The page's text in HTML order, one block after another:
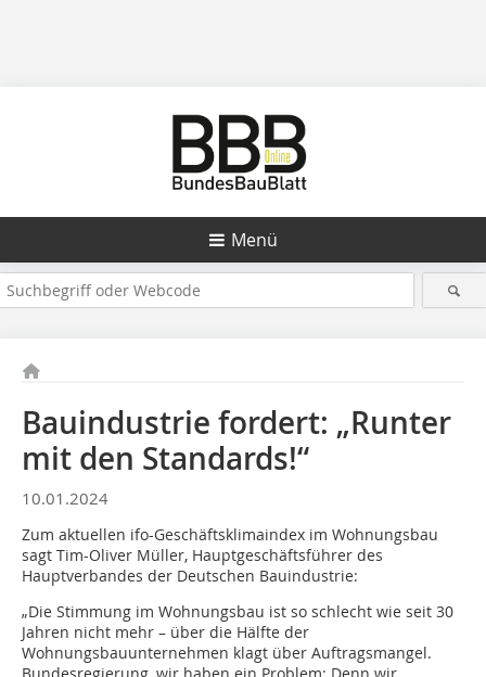
Menü
Bauindustrie fordert: „Runter
mit den Standards!“
10.01.2024
Zum aktuellen ifo-Geschäftsklimaindex im Wohnungsbau
sagt Tim-Oliver Müller, Hauptgeschäftsführer des
Hauptverbandes der Deutschen Bauindustrie:
„Die Stimmung im Wohnungsbau ist so schlecht wie seit 30
Jahren nicht mehr – über die Hälfte der
Wohnungsbauunternehmen klagt über Auftragsmangel.